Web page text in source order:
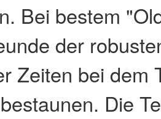
Bei bestem
der
Zeiten bei dem
Die